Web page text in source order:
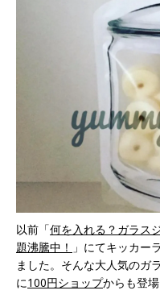
以前「何を入れる？ガラス
題沸騰中！ 」にてキッカー
ました。そんな大人気のガ
に100円ショップからも登